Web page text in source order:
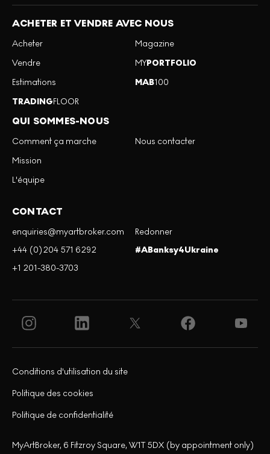
ACHETER ET VENDRE AVEC NOUS
Acheter
Vendre
Estimations
TRADINGFLOOR
Magazine
MYPORTFOLIO
MAB100
QUI SOMMES-NOUS
Comment ça marche
Mission
L'équipe
Nous contacter
CONTACT
enquiries@myartbroker.com
+44 (0)204 571 6292
+1 201-380-3703
Redonner
#ABanksy4Ukraine
Politique de confidentialité
Politique des cookies
Conditions d'utilisation du site
MyArtBroker, 6 Fitzroy Square, W1T 5DX (by appointment only)